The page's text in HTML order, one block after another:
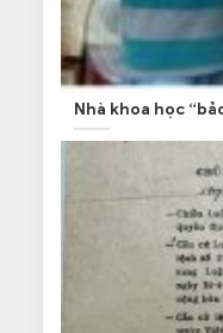
Nhà khoa học